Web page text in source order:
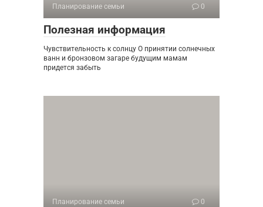
Планирование семьи 0
Полезная информация
Чувствительность к солнцу О принятии солнечных
ванн и бронзовом загаре будущим мамам
придется забыть
Планирование семьи 0